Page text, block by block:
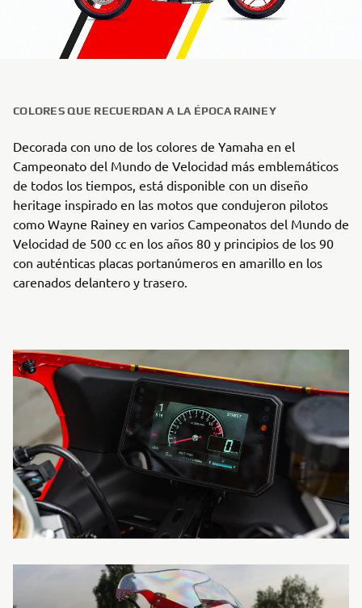
COLORES QUE RECUERDAN A LA ÉPOCA RAINEY
Decorada con uno de los colores de Yamaha en el
Campeonato del Mundo de Velocidad más emblemáticos
de todos los tiempos, está disponible con un diseño
heritage inspirado en las motos que condujeron pilotos
como Wayne Rainey en varios Campeonatos del Mundo de
Velocidad de 500 cc en los años 80 y principios de los 90
con auténticas placas portanúmeros en amarillo en los
carenados delantero y trasero.